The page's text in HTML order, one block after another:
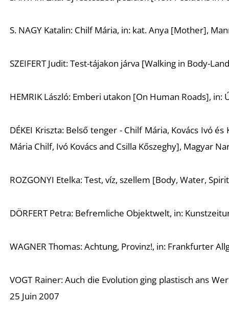
S. NAGY Katalin: Chilf Mária, in: kat. Anya [Mother],
SZEIFERT Judit: Test-tájakon járva [Walking in Body-
HEMRIK László: Emberi utakon [On Human Roads], in:
DÉKEI Kriszta: Belső tenger - Chilf Mária, Kovács Ivó
Mária Chilf, Ivó Kovács and Csilla Kőszeghy], Magyar
ROZGONYI Etelka: Test, víz, szellem [Body, Water,
DÖRFERT Petra: Befremliche Objektwelt, in:
WAGNER Thomas: Achtung, Provinz!, in: Frankfurter
VOGT Rainer: Auch die Evolution ging plastisch ans
25 Juin 2007